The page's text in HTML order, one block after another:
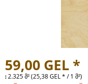
59,00 GEL *
:2.325 მ² (25,38 GEL * / 1 მ²)